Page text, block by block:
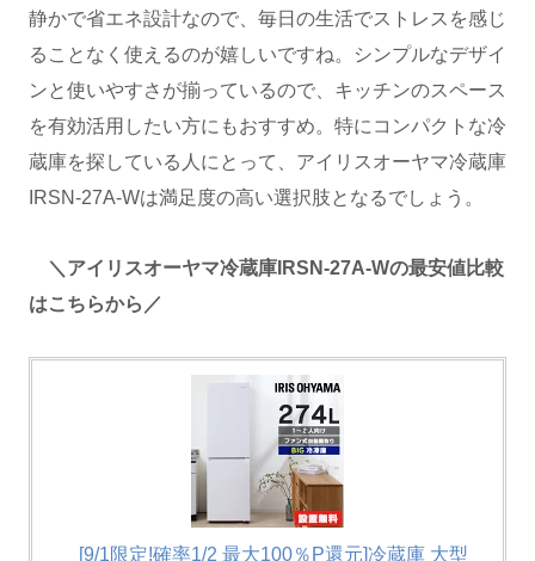
静かで省エネ設計なので、毎日の生活でストレスを感じ
ることなく使えるのが嬉しいですね。シンプルなデザイ
ンと使いやすさが揃っているので、キッチンのスペース
を有効活用したい方にもおすすめ。特にコンパクトな冷
蔵庫を探している人にとって、アイリスオーヤマ冷蔵庫
IRSN-27A-Wは満足度の高い選択肢となるでしょう。
＼アイリスオーヤマ冷蔵庫IRSN-27A-Wの最安値比較
はこちらから／
[9/1限定!確率1/2 最大100％P還元]冷蔵庫 大型